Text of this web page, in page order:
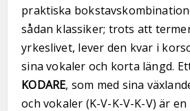
praktiska
sådan klassiker; trots att
yrkeslivet, lever den kvar i
sina vokaler och korta längd.
KODARE, som med sina
och vokaler (K-V-K-V-K-V) är